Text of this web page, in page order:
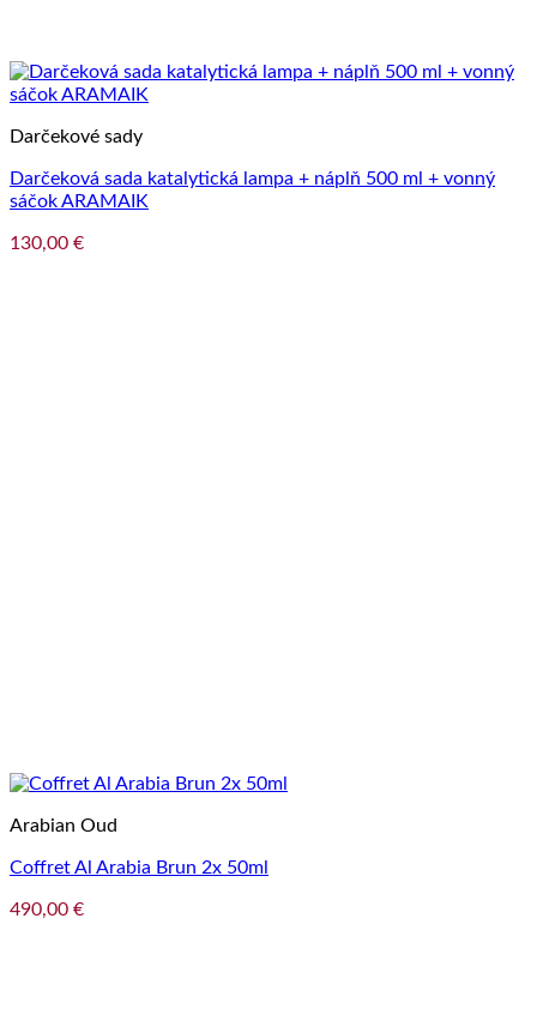
Darčekové sady
Darčeková sada katalytická lampa + náplň 500 ml + vonný
sáčok ARAMAIK
130,00 €
Arabian Oud
Coffret Al Arabia Brun 2x 50ml
490,00 €